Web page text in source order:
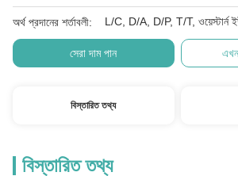
অর্থ প্রদানের শর্তাবলী: L/C, D/A, D/P, T/T, ওয়েস্টার্ন
সেরা দাম পান
বিস্তারিত তথ্য
বিস্তারিত তথ্য